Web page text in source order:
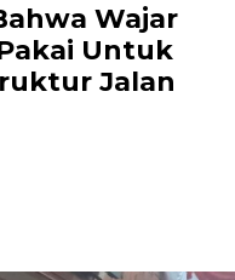
Wajar
Untuk
Jalan